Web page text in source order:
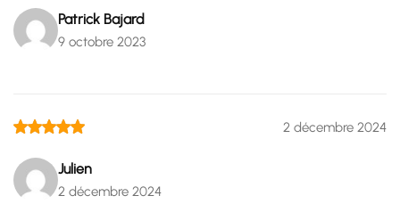
Patrick Bajard
9 octobre 2023
2 décembre 2024
Julien
2 décembre 2024